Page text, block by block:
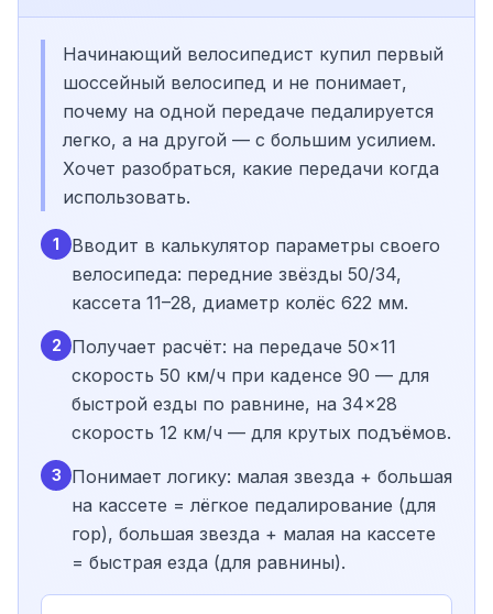
Начинающий велосипедист купил первый
шоссейный велосипед и не понимает,
почему на одной передаче педалируется
легко, а на другой — с большим усилием.
Хочет разобраться, какие передачи когда
использовать.
1
Вводит в калькулятор параметры своего
велосипеда: передние звёзды 50/34,
кассета 11–28, диаметр колёс 622 мм.
2
Получает расчёт: на передаче 50×11
скорость 50 км/ч при каденсе 90 — для
быстрой езды по равнине, на 34×28
скорость 12 км/ч — для крутых подъёмов.
3
Понимает логику: малая звезда + большая
на кассете = лёгкое педалирование (для
гор), большая звезда + малая на кассете
= быстрая езда (для равнины).